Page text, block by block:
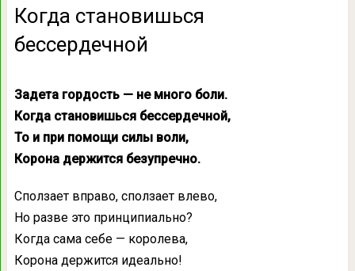
Когда становишься
бессердечной
Задета гордость — не много боли.
Когда становишься бессердечной,
То и при помощи силы воли,
Корона держится безупречно.
Сползает вправо, сползает влево,
Но разве это принципиально?
Когда сама себе — королева,
Корона держится идеально!